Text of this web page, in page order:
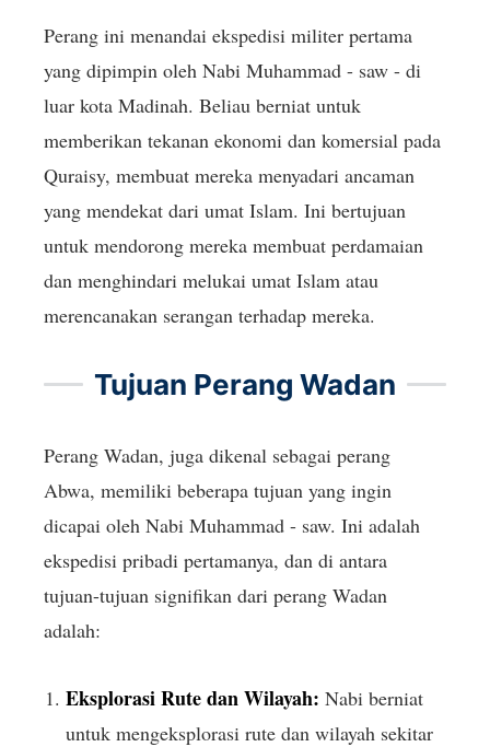
Perang ini menandai ekspedisi militer pertama
yang dipimpin oleh Nabi Muhammad - saw - di
luar kota Madinah. Beliau berniat untuk
memberikan tekanan ekonomi dan komersial pada
Quraisy, membuat mereka menyadari ancaman
yang mendekat dari umat Islam. Ini bertujuan
untuk mendorong mereka membuat perdamaian
dan menghindari melukai umat Islam atau
merencanakan serangan terhadap mereka.
Tujuan Perang Wadan
Perang Wadan, juga dikenal sebagai perang
Abwa, memiliki beberapa tujuan yang ingin
dicapai oleh Nabi Muhammad - saw. Ini adalah
ekspedisi pribadi pertamanya, dan di antara
tujuan-tujuan signifikan dari perang Wadan
adalah:
Eksplorasi Rute dan Wilayah: Nabi berniat
untuk mengeksplorasi rute dan wilayah sekitar